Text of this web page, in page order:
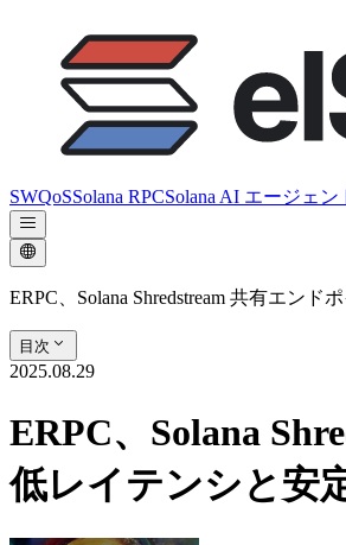
SWQoSSolana RPCSolana AI エージェン
ERPC、Solana Shredstream 共有エン
目次
2025.08.29
ERPC、Solana
低レイテンシと安